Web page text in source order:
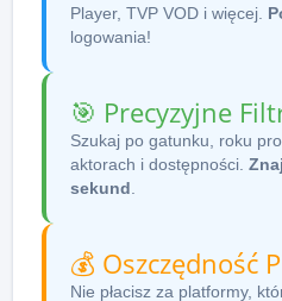
Player, TVP VOD i więcej.
logowania!
🎯 Precyzyjne
Szukaj po gatunku, roku
aktorach i dostępności.
sekund
💰 Oszczędność
Nie płacisz za platformy,